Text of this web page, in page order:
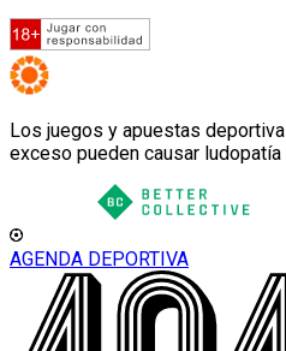
Los juegos y apuestas
exceso pueden causar ludopatía
AGENDA DEPORTIVA